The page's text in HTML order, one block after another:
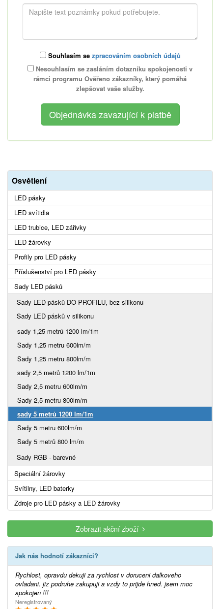
Souhlasím se zpracováním osobních údajů
Nesouhlasím se zasláním dotazníku spokojenosti v
rámci programu Ověřeno zákazníky, který pomáhá
zlepšovat vaše služby.
Osvětlení
LED pásky
LED svítidla
LED trubice, LED zářivky
LED žárovky
Profily pro LED pásky
Příslušenství pro LED pásky
Sady LED pásků
Sady LED pásků DO PROFILU, bez silikonu
Sady LED pásků v silikonu
sady 1,25 metrů 1200 lm/1m
Sady 1,25 metru 600lm/m
Sady 1,25 metru 800lm/m
sady 2,5 metrů 1200 lm/1m
Sady 2,5 metru 600lm/m
Sady 2,5 metru 800lm/m
sady 5 metrů 1200 lm/1m
Sady 5 metru 600lm/m
Sady 5 metrů 800 lm/m
Sady RGB - barevné
Speciální žárovky
Svítilny, LED baterky
Zdroje pro LED pásky a LED žárovky
Zobrazit akční zboží
Jak nás hodnotí zákazníci?
Rychlost, opravdu dekuji za rychlost v doruceni dalkoveho
ovladani. jiz podruhe zakupuji a vzdy to prijde hned. jsem moc
spokojen !!!
Neregistrovaný